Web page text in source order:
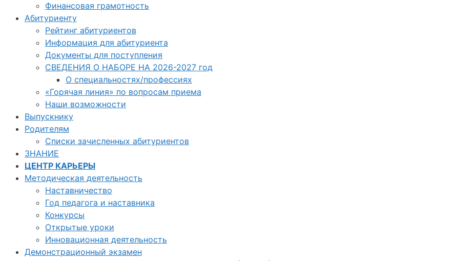
Финансовая грамотность
Абитуриенту
Рейтинг абитуриентов
Информация для абитуриента
Документы для поступления
СВЕДЕНИЯ О НАБОРЕ НА 2026-2027 год
О специальностях/профессиях
«Горячая линия» по вопросам приема
Наши возможности
Выпускнику
Родителям
Списки зачисленных абитуриентов
ЗНАНИЕ
ЦЕНТР КАРЬЕРЫ
Методическая деятельность
Наставничество
Год педагога и наставника
Конкурсы
Открытые уроки
Инновационная деятельность
Демонстрационный экзамен